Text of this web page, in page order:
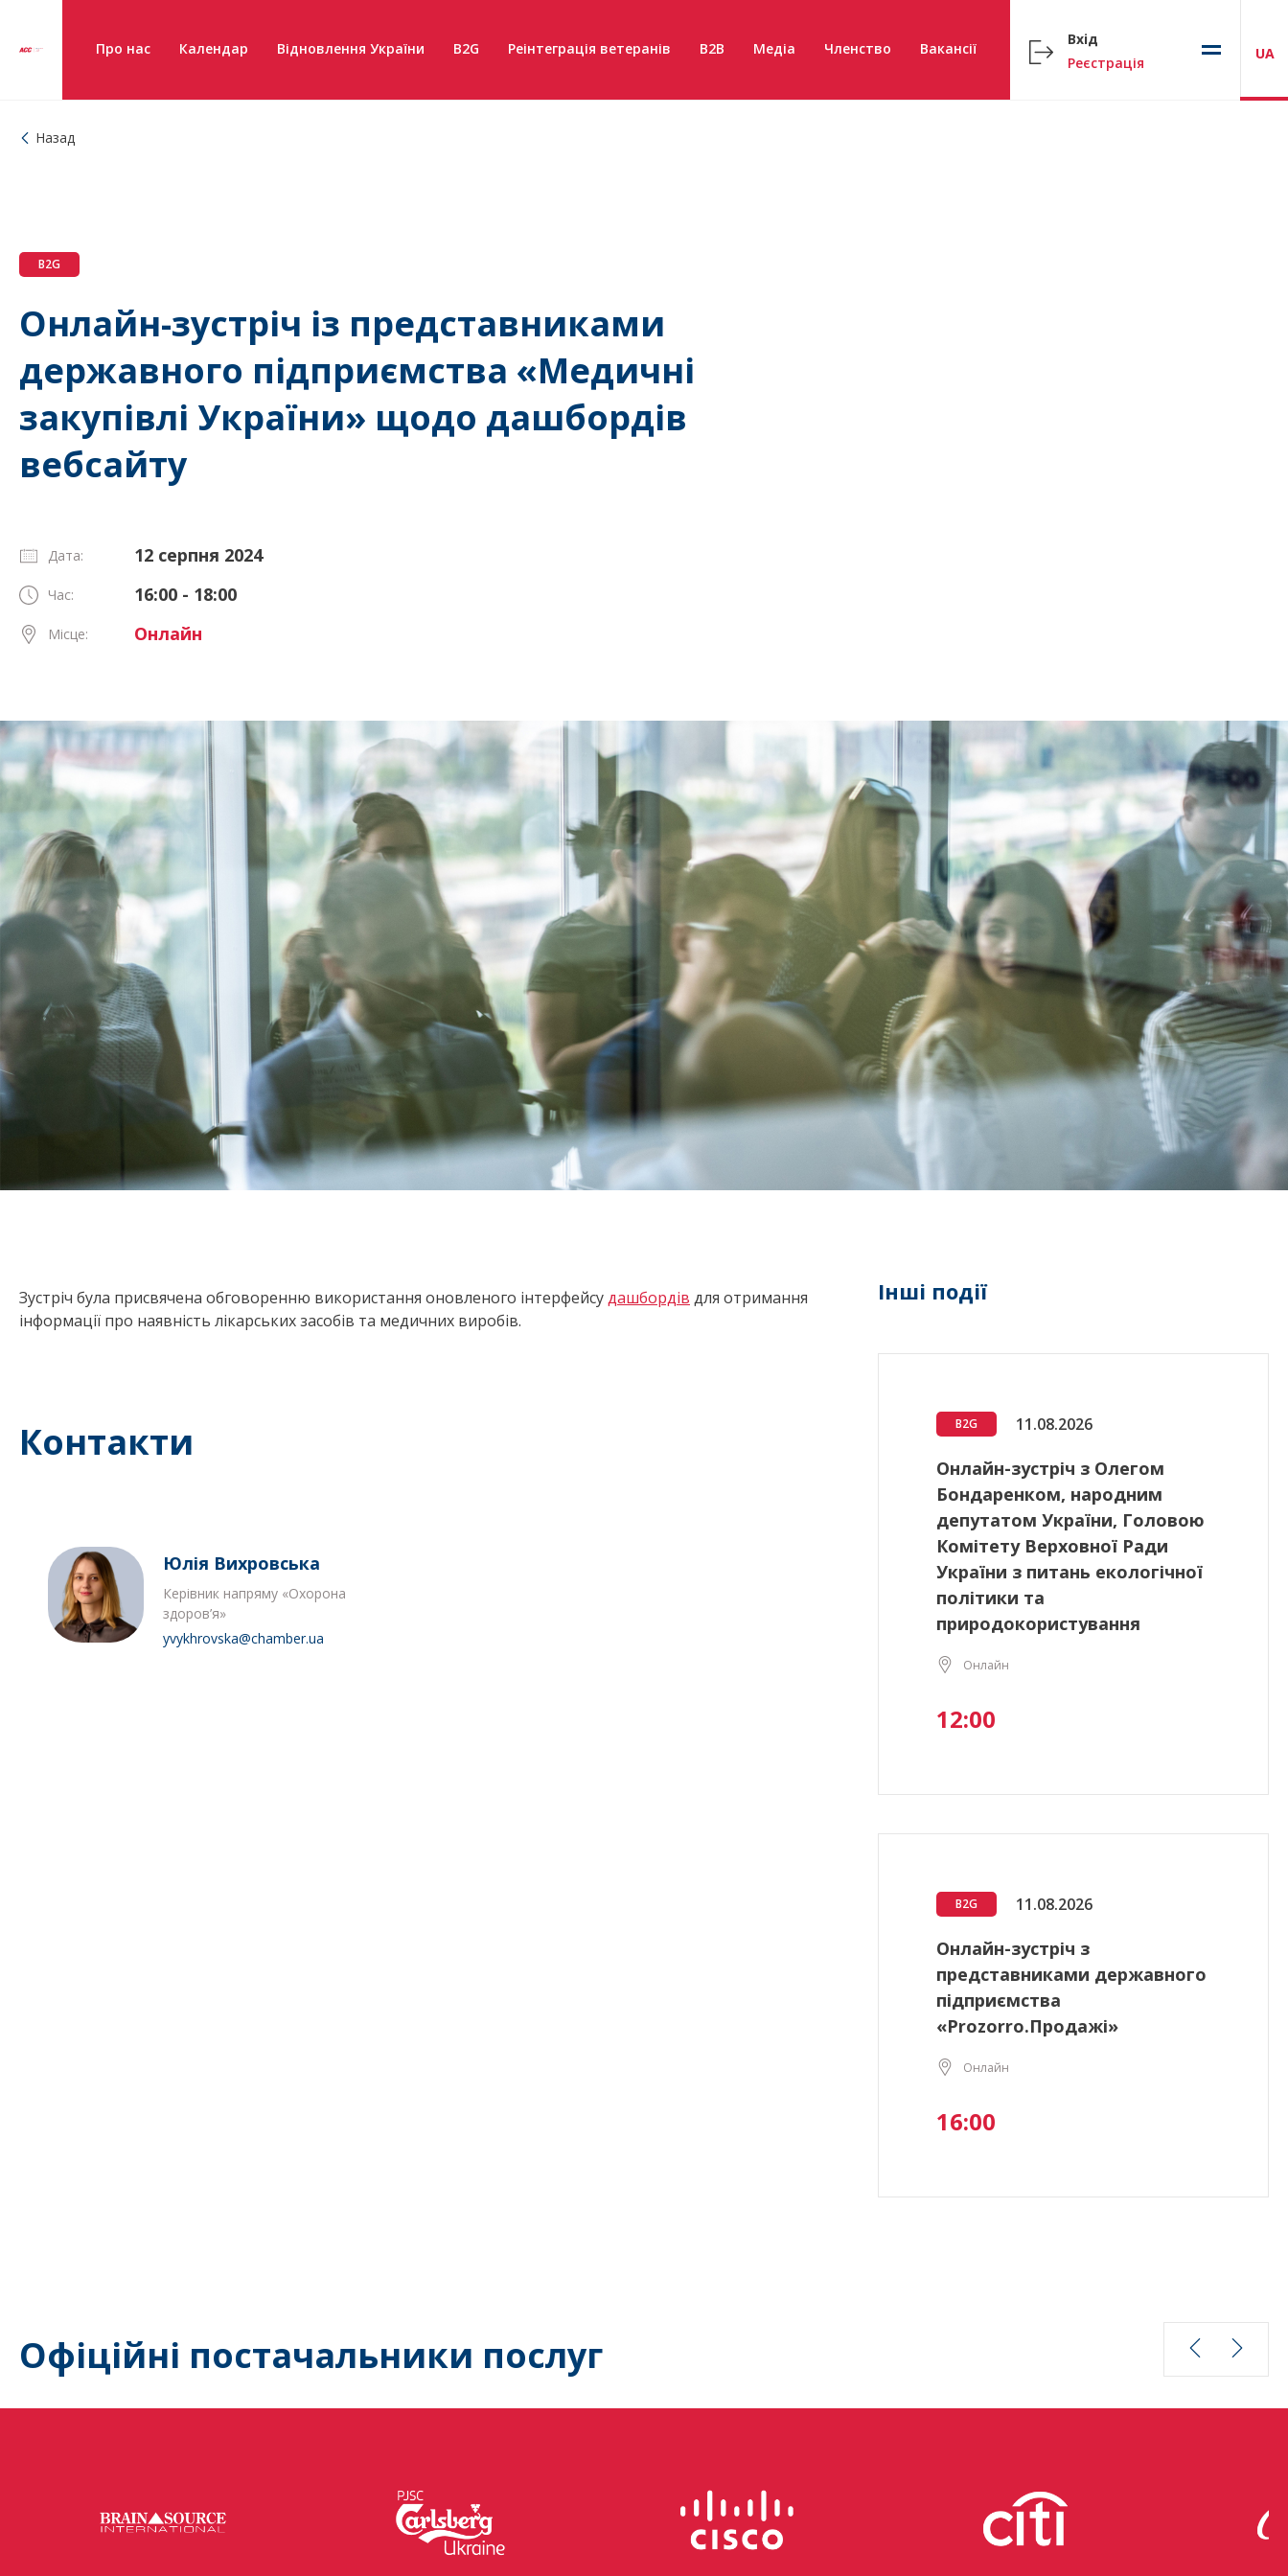
Про нас Календар Відновлення України B2G Реінтеграція ветеранів B2B Медіа Членство Вакансії
Вхід
Реєстрація
UA
Назад
B2G
Онлайн-зустріч із представниками
державного підприємства «Медичні
закупівлі України» щодо дашбордів
вебсайту
Дата: 12 серпня 2024
Час: 16:00 - 18:00
Місце: Онлайн
Зустріч була присвячена обговоренню використання оновленого інтерфейсудашбордів для отримання
інформації про наявність лікарських засобів та медичних виробів.
Контакти
Юлія Вихровська
Керівник напряму «Охорона
здоров’я»
yvykhrovska@chamber.ua
Інші події
B2G 11.08.2026
Онлайн-зустріч з Олегом
Бондаренком, народним
депутатом України, Головою
Комітету Верховної Ради
України з питань екологічної
політики та
природокористування
Онлайн
12:00
B2G 11.08.2026
Онлайн-зустріч з
представниками державного
підприємства
«Prozorro.Продажі»
Онлайн
16:00
Офіційні постачальники послуг